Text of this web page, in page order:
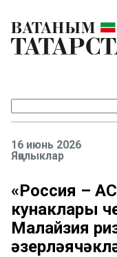
16 июнь 2026
Яңалыклар
«Россия –
кунаклары
Малайзия